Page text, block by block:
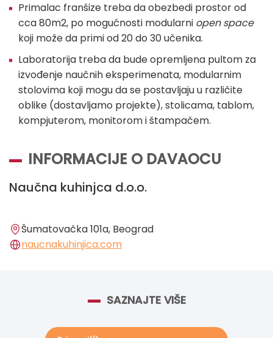
Primalac franšize treba da obezbedi prostor od
cca 80m2, po mogućnosti modularni open space
koji može da primi od 20 do 30 učenika.
Laboratorija treba da bude opremljena pultom za
izvođenje naučnih eksperimenata, modularnim
stolovima koji mogu da se postavljaju u različite
oblike (dostavljamo projekte), stolicama, tablom,
kompjuterom, monitorom i štampačem.
INFORMACIJE O DAVAOCU
Naučna kuhinjca d.o.o.
Šumatovačka 101a, Beograd
naucnakuhinjica.com
SAZNAJTE VIŠE